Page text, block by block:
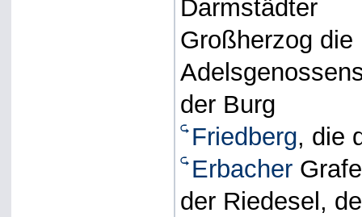
Darmstädter
Großherzog die
der Burg
Friedberg, die
Erbacher
der Riedesel,